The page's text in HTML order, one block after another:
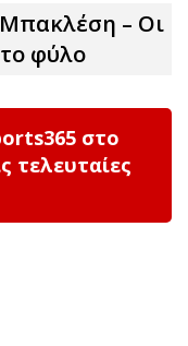
Μπακλέση – Οι
φύλο
στο
τελευταίες